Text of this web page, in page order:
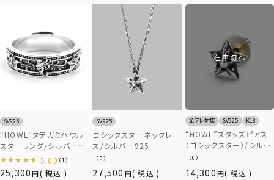
SV925
“HOWL”タテガミハウル
スターリング/シルバー
925
25,300 税込
5.00 （1）
SV925
ゴシックスターネックレ
ス/シルバー925
27,500 税込
（0）
在庫切れ
金アレ対応 SV925 K18
“HOWL”スタッズピアス
（ゴシックスター）/シルバ
ー925
14,300 税込
（0）